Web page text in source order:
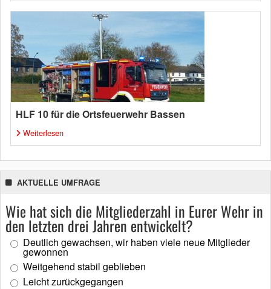
HLF 10 für die Ortsfeuerwehr Bassen
Weiterlesen
AKTUELLE UMFRAGE
Wie hat sich die Mitgliederzahl in Eurer Wehr in
den letzten drei Jahren entwickelt?
Deutlich gewachsen, wir haben viele neue Mitglieder
gewonnen
Weitgehend stabil geblieben
Leicht zurückgegangen